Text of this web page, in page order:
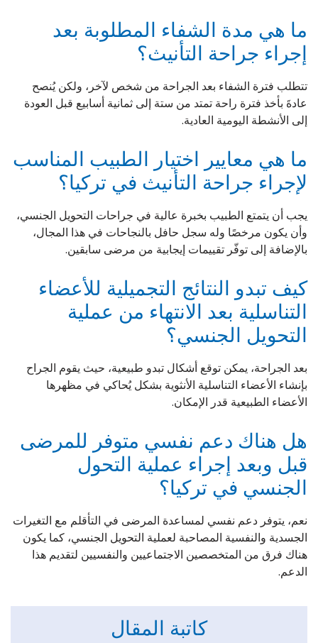
ما هي مدة الشفاء المطلوبة بعد
إجراء جراحة التأنيث؟
تتطلب فترة الشفاء بعد الجراحة من شخص لآخر، ولكن يُنصح
عادةَ بأخذ فترة راحة تمتد من ستة إلى ثمانية أسابيع قبل العودة
إلى الأنشطة اليومية العادية.
ما هي معايير اختيار الطبيب المناسب
لإجراء جراحة التأنيث في تركيا؟
يجب أن يتمتع الطبيب بخبرة عالية في جراحات التحويل الجنسي،
وأن يكون مرخصًا وله سجل حافل بالنجاحات في هذا المجال،
بالإضافة إلى توفّر تقييمات إيجابية من مرضى سابقين.
كيف تبدو النتائج التجميلية للأعضاء
التناسلية بعد الانتهاء من عملية
التحويل الجنسي؟
بعد الجراحة، يمكن توقع أشكال تبدو طبيعية، حيث يقوم الجراح
بإنشاء الأعضاء التناسلية الأنثوية بشكل يُحاكي في مظهرها
الأعضاء الطبيعية قدر الإمكان.
هل هناك دعم نفسي متوفر للمرضى
قبل وبعد إجراء عملية التحول
الجنسي في تركيا؟
نعم، يتوفر دعم نفسي لمساعدة المرضى في التأقلم مع التغيرات
الجسدية والنفسية المصاحبة لعملية التحويل الجنسي، كما يكون
هناك فرق من المتخصصين الاجتماعيين والنفسيين لتقديم هذا
الدعم.
كاتبة المقال